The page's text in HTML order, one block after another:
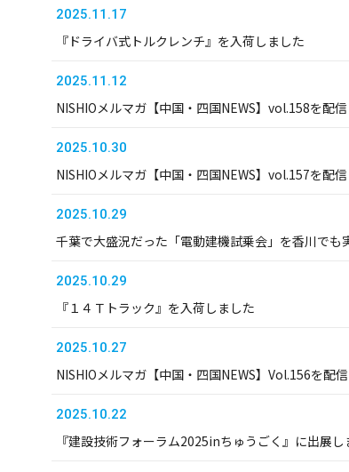
2025.11.17
『ドライバ式トルクレンチ』を入荷しました
2025.11.12
NISHIOメルマガ【中国・四国NEWS】vol.158を配
2025.10.30
NISHIOメルマガ【中国・四国NEWS】vol.157を配
2025.10.29
千葉で大盛況だった「電動建機試乗会」を香川でも
2025.10.29
『１４Ｔトラック』を入荷しました
2025.10.27
NISHIOメルマガ【中国・四国NEWS】Vol.156を配
2025.10.22
『建設技術フォーラム2025inちゅうごく』に出展し